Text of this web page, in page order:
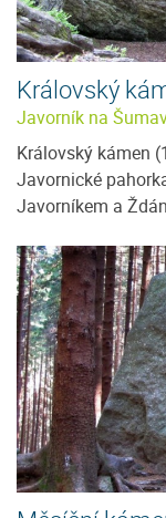
Královský
Javorník na
Královský kámen
Javornické
Javorníkem a